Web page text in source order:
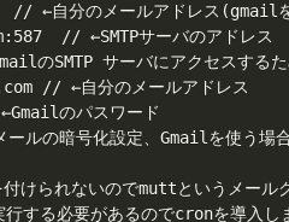
// ←自分のメールアドレス(gmail
// ←SMTPサーバのアドレス
のSMTP サーバにアクセスする
// ←自分のメールアドレス
のパスワード
ールの暗号化設定、Gmailを使う場
付けられないのでmuttという
する必要があるのでcronを導入し